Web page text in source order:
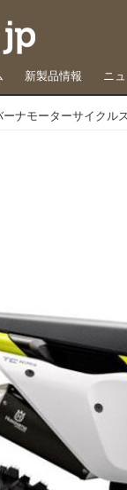
新製品情報 ニ